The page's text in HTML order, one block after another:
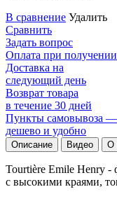
В сравнение Удалить
Сравнить
Задать вопрос
Оплата при получении
Доставка на
следующий день
Возврат товара
в течение 30 дней
Пункты самовывоза —
дешево и удобно
Описание Видео О
Tourtière Emile Henry -
с высокими краями,